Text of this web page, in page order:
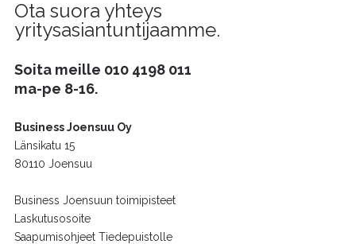
Ota suora yhteys
yritysasiantuntijaamme.
Soita meille 010 4198 011
ma-pe 8-16.
Business Joensuu Oy
Länsikatu 15
80110 Joensuu
Business Joensuun toimipisteet
Laskutusosoite
Saapumisohjeet Tiedepuistolle